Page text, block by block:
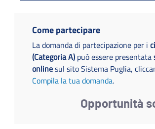
Come partecipare
La domanda di partecipazione per i
(Categoria A) può essere presentata
onlinesul sito Sistema Puglia,
Compila la tua domanda.
Opportunità